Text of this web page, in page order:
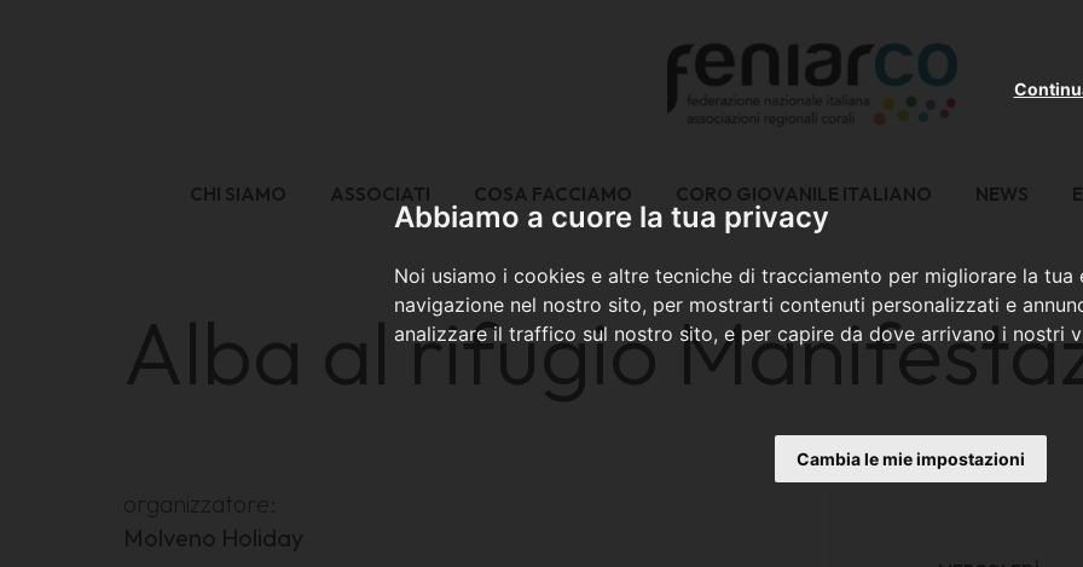
Abbiamo a cuore la tua privacy
Noi usiamo i cookies e altre tecniche di tracciamento per migliorare la tua
navigazione nel nostro sito, per mostrarti contenuti personalizzati e
analizzare il traffico sul nostro sito, e per capire da dove arrivano i nostri
Cambia le mie impostazioni
CHI SIAMO ASSOCIATI COSA FACCIAMO CORO GIOVANILE ITALIANO NEWS
Alba al rifugio
organizzatore:
Molveno Holiday